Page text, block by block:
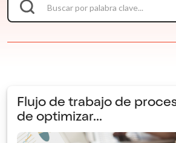
Flujo de trabajo de
de optimizar...